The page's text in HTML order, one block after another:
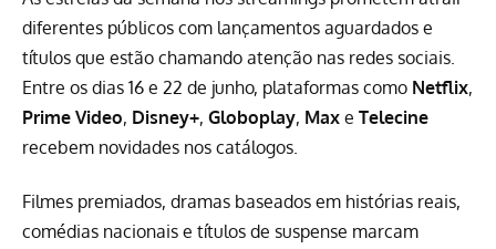
diferentes públicos com lançamentos aguardados e
títulos que estão chamando atenção nas redes sociais.
Entre os dias 16 e 22 de junho, plataformas como Netflix,
Prime Video, Disney+, Globoplay, Max e Telecine
recebem novidades nos catálogos.
Filmes premiados, dramas baseados em histórias reais,
comédias nacionais e títulos de suspense marcam